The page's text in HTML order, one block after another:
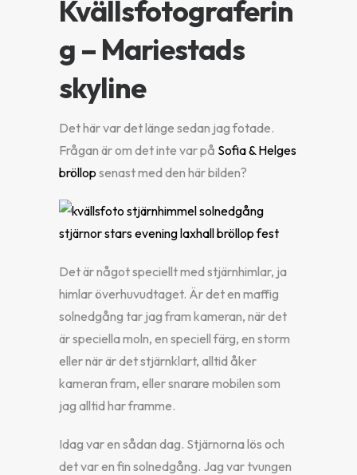
Kvällsfotograferin
g – Mariestads
skyline
Det här var det länge sedan jag fotade.
Frågan är om det inte var på Sofia & Helges
bröllop senast med den här bilden?
Det är något speciellt med stjärnhimlar, ja
himlar överhuvudtaget. Är det en maffig
solnedgång tar jag fram kameran, när det
är speciella moln, en speciell färg, en storm
eller när är det stjärnklart, alltid åker
kameran fram, eller snarare mobilen som
jag alltid har framme.
Idag var en sådan dag. Stjärnorna lös och
det var en fin solnedgång. Jag var tvungen